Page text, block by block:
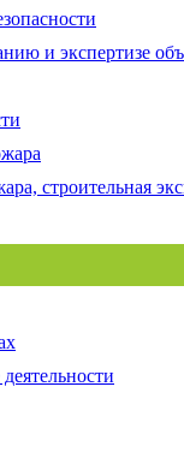
и экспертизе
строительная